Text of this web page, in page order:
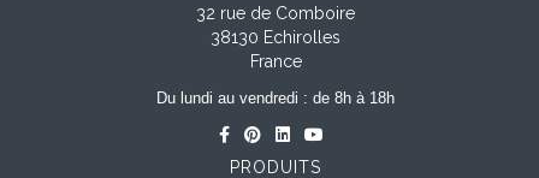
32 rue de Comboire
38130 Echirolles
France
Du lundi au vendredi : de 8h à 18h
PRODUITS